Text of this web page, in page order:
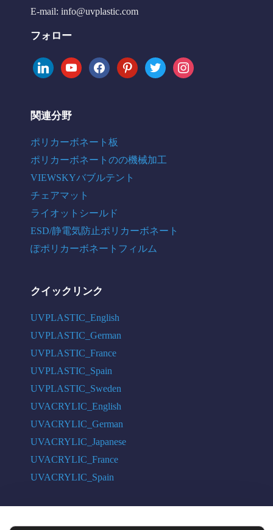
E-mail: info@uvplastic.com
フォロー
linkedinyoutubefacebookpinteresttwitter instagram
関連分野
ポリカーボネート板
ポリカーボネートのの機械加工
VIEWSKYバブルテント
チェアマット
ライオットシールド
ESD/静電気防止ポリカーボネート
ぽポリカーボネートフィルム
クイックリンク
UVPLASTIC_English
UVPLASTIC_German
UVPLASTIC_France
UVPLASTIC_Spain
UVPLASTIC_Sweden
UVACRYLIC_English
UVACRYLIC_German
UVACRYLIC_Japanese
UVACRYLIC_France
UVACRYLIC_Spain